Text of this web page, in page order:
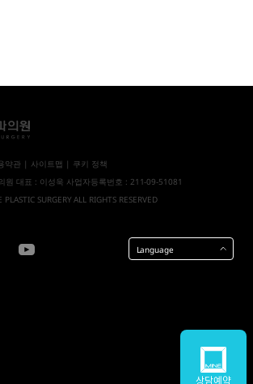
상담예약
약관 | 사이트맵 | 쿠키 정책
원 대표 : 이성욱 사업자등록번호 : 211-09-51081
SURGERY ALL RIGHTS RESERVED
Language